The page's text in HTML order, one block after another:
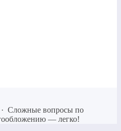
· Сложные вопросы по
— легко!